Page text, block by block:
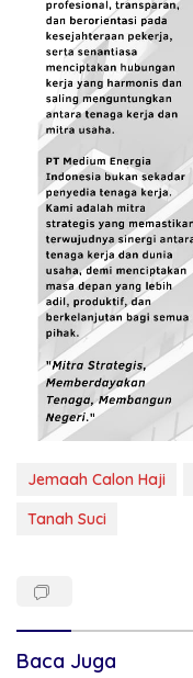
Jemaah Calon Haji
Tanah Suci
Baca Juga